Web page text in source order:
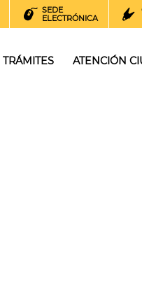
SEDE
ELECTRÓNICA
TRÁMITES ATENCIÓN